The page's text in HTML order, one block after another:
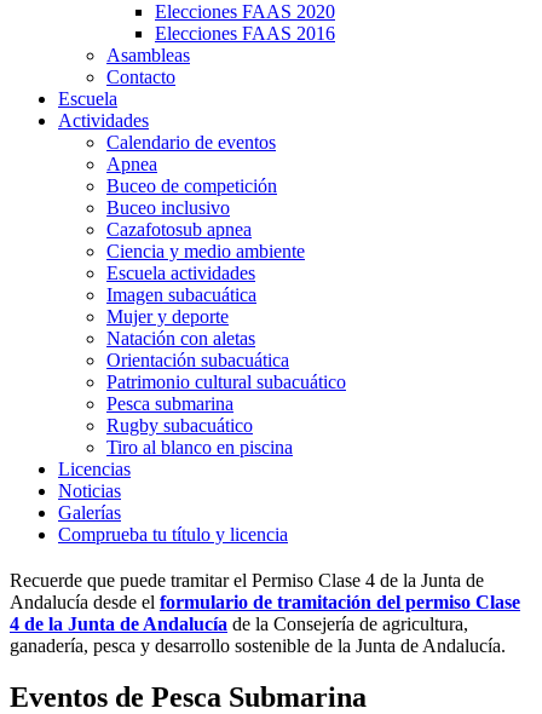
Elecciones FAAS 2020
Elecciones FAAS 2016
Asambleas
Contacto
Escuela
Actividades
Calendario de eventos
Apnea
Buceo de competición
Buceo inclusivo
Cazafotosub apnea
Ciencia y medio ambiente
Escuela actividades
Imagen subacuática
Mujer y deporte
Natación con aletas
Orientación subacuática
Patrimonio cultural subacuático
Pesca submarina
Rugby subacuático
Tiro al blanco en piscina
Licencias
Noticias
Galerías
Comprueba tu título y licencia
Recuerde que puede tramitar el Permiso Clase 4 de la Junta de
Andalucía desde el formulario de tramitación del permiso Clase
4 de la Junta de Andalucía de la Consejería de agricultura,
ganadería, pesca y desarrollo sostenible de la Junta de Andalucía.
Eventos de Pesca Submarina